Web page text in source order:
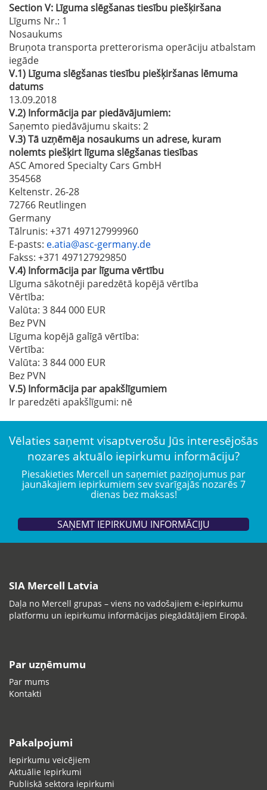
SectionV: Līguma slēgšanas tiesību piešķiršana
Līgums Nr.: 1
Nosaukums
Bruņota transporta pretterorisma operāciju atbalstam
iegāde
V.1) Līguma slēgšanas tiesību piešķiršanas lēmuma
datums
13.09.2018
V.2) Informācija par piedāvājumiem:
Saņemto piedāvājumu skaits: 2
V.3)Tā uzņēmēja nosaukums un adrese, kuram
nolemts piešķirt līguma slēgšanas tiesības
ASC Amored Specialty Cars GmbH
354568
Keltenstr. 26-28
72766 Reutlingen
Germany
Tālrunis: +371 497127999960
E-pasts: e.atia@asc-germany.de
Fakss: +371 497127929850
V.4) Informācija par līguma vērtību
Līguma sākotnēji paredzētā kopējā vērtība
Vērtība:
Valūta: 3 844 000 EUR
Bez PVN
Līguma kopējā galīgā vērtība:
Vērtība:
Valūta: 3 844 000 EUR
Bez PVN
V.5) Informācija par apakšlīgumiem
Ir paredzēti apakšlīgumi: nē
Vēlaties saņemt visaptverošu Jūs interesējošās
nozares aktuālo iepirkumu informāciju?
Piesakieties Mercell un saņemiet paziņojumus par
jaunākajiem iepirkumiem sev svarīgajās nozarēs 7
dienas bez maksas!
SAŅEMT IEPIRKUMU INFORMĀCIJU
SIA Mercell Latvia
Daļa no Mercell grupas – viens no vadošajiem e-iepirkumu
platformu un iepirkumu informācijas piegādātājiem Eiropā.
Par uzņēmumu
Par mums
Kontakti
Pakalpojumi
Iepirkumu veicējiem
Aktuālie Iepirkumi
Publiskā sektora iepirkumi